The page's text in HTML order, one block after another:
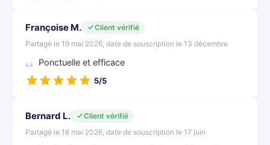
Françoise M.
Client vérifié
Partagé le 19 mai 2026, date de souscription le 13 décembre
Ponctuelle et efficace
5/5
Bernard L.
Client vérifié
Partagé le 18 mai 2026, date de souscription le 17 juin